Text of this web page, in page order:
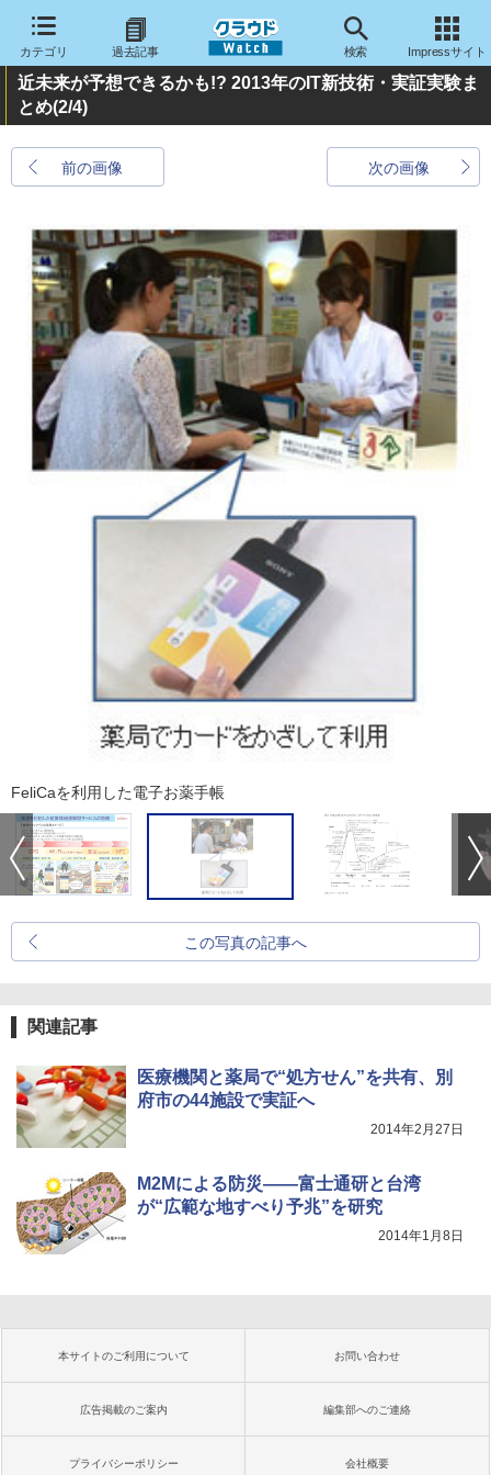
カテゴリ 過去記事 検索 Impressサイト
近未来が予想できるかも!? 2013年のIT新技術・実証実験ま
とめ(2/4)
前の画像 次の画像
FeliCaを利用した電子お薬手帳
この写真の記事へ
関連記事
医療機関と薬局で“処方せん”を共有、別
府市の44施設で実証へ
2014年2月27日
M2Mによる防災――富士通研と台湾
が“広範な地すべり予兆”を研究
2014年1月8日
本サイトのご利用について お問い合わせ
広告掲載のご案内 編集部へのご連絡
プライバシーポリシー 会社概要